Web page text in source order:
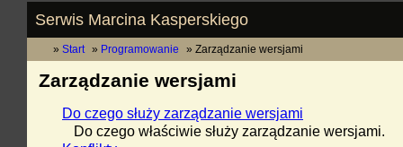
Serwis Marcina Kasperskiego
Start Programowanie Zarządzanie wersjami
Zarządzanie wersjami
Do czego służy zarządzanie wersjami
Do czego właściwie służy zarządzanie wersjami.